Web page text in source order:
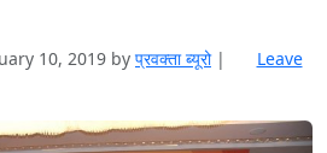
10, 2019 by प्रवक्‍ता ब्यूरो |
Leave